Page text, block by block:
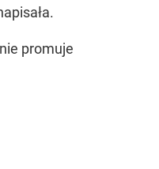
promuje